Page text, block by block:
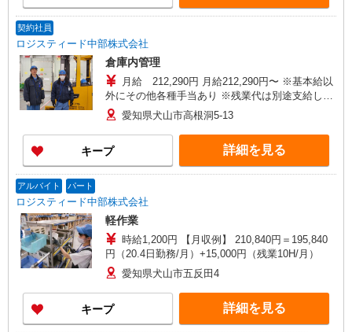
契約社員
ロジスティード中部株式会社
倉庫内管理
月給 212,290円 月給212,290円〜 ※基本給以
外にその他各種手当あり ※残業代は別途支給しま
す ＜月収例＞ 260,990円 ＋ 交通費全額支給
（規定あり） ＝212,290円 ＋ 時間外（48,700
円※時間外30時間の場合）
愛知県犬山市高根洞5-13
キープ 詳細を見る
アルバイト パート
ロジスティード中部株式会社
軽作業
時給1,200円 【月収例】 210,840円＝195,840
円（20.4日勤務/月）+15,000円（残業10H/月）
愛知県犬山市五反田4
キープ 詳細を見る